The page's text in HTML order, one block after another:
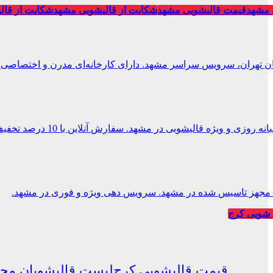
مشهدقیمت قالیشویی مشهدشکایت از قالیشویی مشهدشکایت از
تهران، سرویس سراسر مشهد. دارای کارخانه‌ای مدرن و
ویژه قالیشویی در مشهد. سفارش آنلاین با 10 درصد تخفیف.
مجهز تاسیس شده در مشهد. سرویس دهی ویژه و فوری در مشهد.
شویی کرج